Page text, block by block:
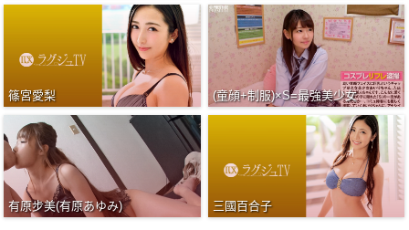
篠宮愛梨 (童顔+制服)×S=最強美少女
有原步美(有原あゆみ) 三國百合子